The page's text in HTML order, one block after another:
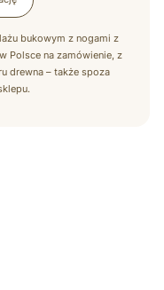
bukowym z nogami z
Polsce na zamówienie, z
drewna – także spoza